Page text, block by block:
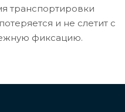
транспортировки
и не слетит с
фиксацию.